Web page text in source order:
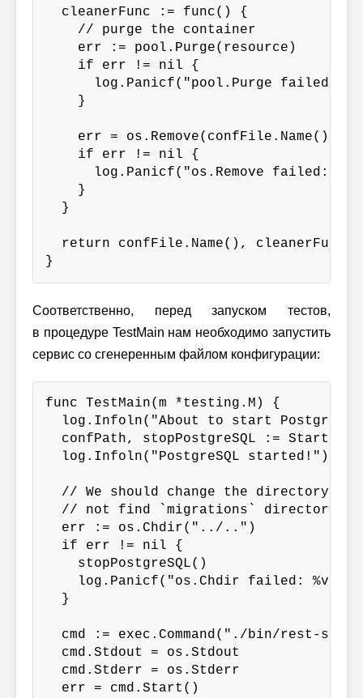
  cleanerFunc := func() {
    // purge the container
    err := pool.Purge(resource)
    if err != nil {
log.Panicf("pool.Purge failed:
    }
    err = os.Remove(confFile.Name())
    if err != nil {
log.Panicf("os.Remove failed:
    }
  }
  return confFile.Name(), cleanerFunc
}
Соответственно, перед запуском тестов,
в процедуре TestMain нам необходимо запустить
сервис со сгенеренным файлом конфигурации:
func TestMain(m *testing.M) {
log.Infoln("About to start
confPath, stopPostgreSQL :=
  log.Infoln("PostgreSQL started!")
// We should change the directory,
  // not find `migrations` directory
  err := os.Chdir("../..")
  if err != nil {
    stopPostgreSQL()
log.Panicf("os.Chdir failed: %v",
  }
cmd := exec.Command("./bin/rest-
  cmd.Stdout = os.Stdout
  cmd.Stderr = os.Stderr
  err = cmd.Start()